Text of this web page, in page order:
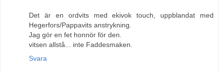
Det är en ordvits med ekivok touch, uppblandat med
Hegerfors/Pappavits anstrykning.
Jag gör en fet honnör för den.
vitsen allstå... inte Faddesmaken.
Svara